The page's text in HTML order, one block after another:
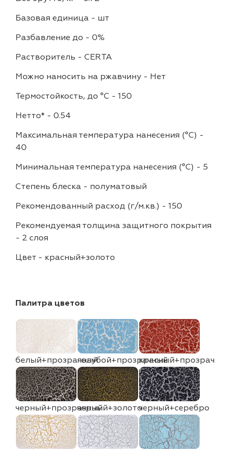
Базовая единица - шт
Разбавление до - 0%
Растворитель - CERTA
Можно наносить на ржавчину - Нет
Термостойкость, до °C - 150
Нетто* - 0.54
Максимальная температура нанесения (°С) -
40
Минимальная температура нанесения (°С) - 5
Степень блеска - полуматовый
Рекомендованный расход (г/м.кв.) - 150
Рекомендуемая толщина защитного покрытия
- 2 слоя
Цвет - красный+золото
Палитра цветов
белый+прозрачныйголубой+прозрачный
черный+прозрачныйчерный+золоточерный+серебро